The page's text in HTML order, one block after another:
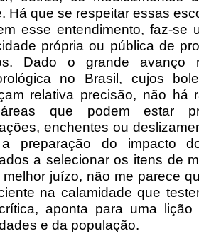
Há que se respeitar essas
esse entendimento, faz-se
própria ou pública de
Dado o grande avanço
no Brasil, cujos
relativa precisão, não há
que podem estar
enchentes ou
preparação do impacto
a selecionar os itens de
melhor juízo, não me parece
na calamidade que
aponta para uma
e da população.